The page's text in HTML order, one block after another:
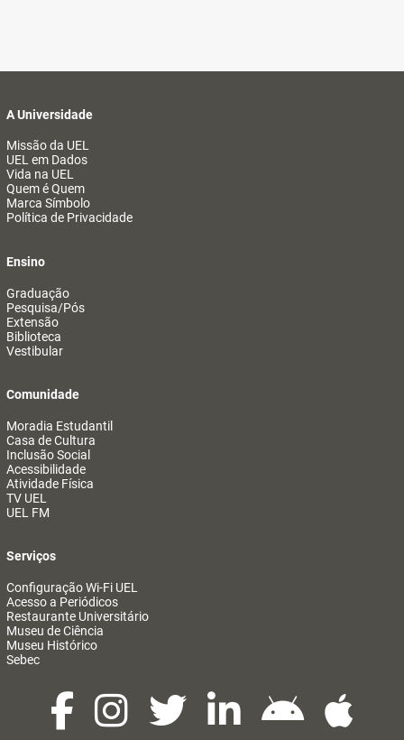
A Universidade
Missão da UEL
UEL em Dados
Vida na UEL
Quem é Quem
Marca Símbolo
Política de Privacidade
Ensino
Graduação
Pesquisa/Pós
Extensão
Biblioteca
Vestibular
Comunidade
Moradia Estudantil
Casa de Cultura
Inclusão Social
Acessibilidade
Atividade Física
TV UEL
UEL FM
Serviços
Configuração Wi-Fi UEL
Acesso a Periódicos
Restaurante Universitário
Museu de Ciência
Museu Histórico
Sebec